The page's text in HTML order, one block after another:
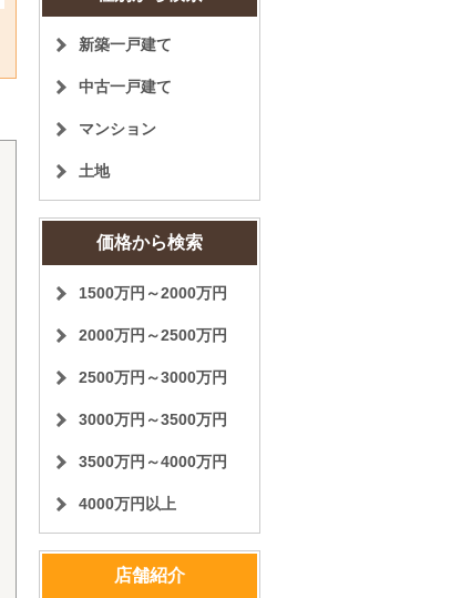
新築一戸建て
中古一戸建て
マンション
土地
価格から検索
1500万円～2000万円
2000万円～2500万円
2500万円～3000万円
3000万円～3500万円
3500万円～4000万円
4000万円以上
店舗紹介